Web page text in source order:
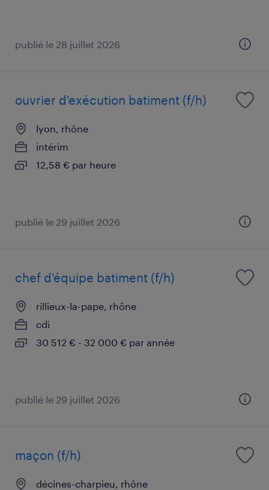
publié le 28 juillet 2026
ouvrier d'exécution batiment (f/h)
lyon, rhône
intérim
12,58 € par heure
publié le 29 juillet 2026
chef d'équipe batiment (f/h)
rillieux-la-pape, rhône
cdi
30 512 € - 32 000 € par année
publié le 29 juillet 2026
maçon (f/h)
décines-charpieu, rhône